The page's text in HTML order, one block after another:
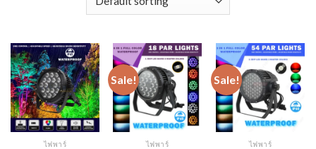
ไฟพาร์
Sale!
ไฟพาร์
Sale!
ไฟพาร์